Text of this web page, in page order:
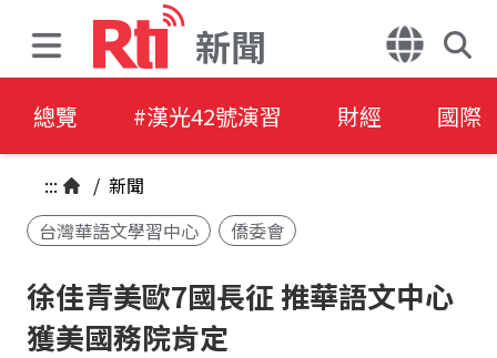
新聞
總覽 #漢光42號演習 財經 國際
::: / 新聞
台灣華語文學習中心
僑委會
徐佳青美歐7國長征 推華語文中心
獲美國務院肯定